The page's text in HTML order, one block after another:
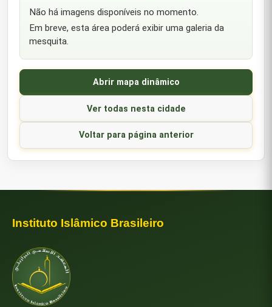
Não há imagens disponíveis no momento.
Em breve, esta área poderá exibir uma galeria da
mesquita.
Abrir mapa dinâmico
Ver todas nesta cidade
Voltar para página anterior
Instituto Islâmico Brasileiro